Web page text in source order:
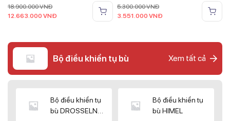
18.900.000VNĐ
12.663.000 VNĐ
5.300.000VNĐ
3.551.000 VNĐ
Bộ điều khiển tụ bù Xem tất cả
Bộ điều khiển tụ
bù DROSSELN
Bộ điều khiển tụ
bù HIMEL